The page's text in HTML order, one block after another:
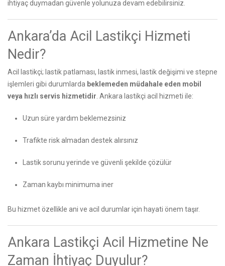
ihtiyaç duymadan güvenle yolunuza devam edebilirsiniz.
Ankara’da Acil Lastikçi Hizmeti
Nedir?
Acil lastikçi; lastik patlaması, lastik inmesi, lastik değişimi ve stepne
işlemleri gibi durumlarda beklemeden müdahale eden mobil
veya hızlı servis hizmetidir . Ankara lastikçi acil hizmeti ile:
Uzun süre yardım beklemezsiniz
Trafikte risk almadan destek alırsınız
Lastik sorunu yerinde ve güvenli şekilde çözülür
Zaman kaybı minimuma iner
Bu hizmet özellikle ani ve acil durumlar için hayati önem taşır.
Ankara Lastikçi Acil Hizmetine Ne
Zaman İhtiyaç Duyulur?